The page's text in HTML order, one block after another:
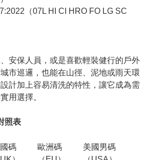
（07L HI CI HRO FO LG SC
安保人員，或是喜歡輕裝健行的戶外
市巡邏，也能在山徑、泥地或雨天環
計加上容易清洗的特性，讓它成為需
用選擇。
照表
碼
歐洲碼
美國男碼